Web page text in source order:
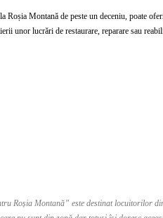
Roșia Montană de peste un deceniu, poate
unor lucrări de restaurare, reparare sau
Roșia Montană” este destinat locuitorilor